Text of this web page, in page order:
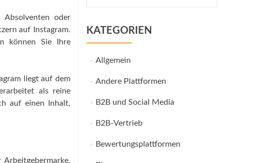
Absolventen oder
auf Instagram.
können Sie Ihre
liegt auf dem
als reine
auf einen Inhalt,
KATEGORIEN
Allgemein
Andere Plattformen
B2B und Social Media
B2B-Vertrieb
Bewertungsplattformen